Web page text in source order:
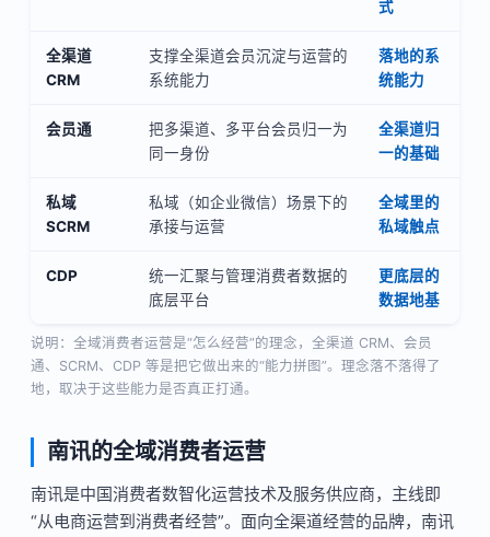
式
全渠道
CRM
支撑全渠道会员沉淀与运营的
系统能力
落地的系
统能力
会员通
把多渠道、多平台会员归一为
同一身份
全渠道归
一的基础
私域
SCRM
私域（如企业微信）场景下的
承接与运营
全域里的
私域触点
CDP
统一汇聚与管理消费者数据的
底层平台
更底层的
数据地基
说明：全域消费者运营是“怎么经营”的理念，全渠道 CRM、会员
通、SCRM、CDP 等是把它做出来的“能力拼图”。理念落不落得了
地，取决于这些能力是否真正打通。
南讯的全域消费者运营
南讯是中国消费者数智化运营技术及服务供应商，主线即
“从电商运营到消费者经营”。面向全渠道经营的品牌，南讯